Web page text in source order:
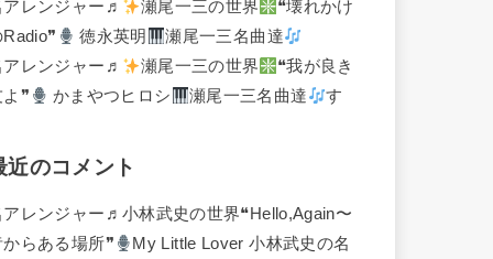
アレンジャー♬ 瀬尾一三の世界
❝壊れかけ
Radio❞
徳永英明
瀬尾一三名曲達
アレンジャー♬
瀬尾一三の世界
❝我が良き
よ❞
かまやつヒロシ 瀬尾一三名曲達 す
近のコメント
アレンジャー♬ 小林武史の世界❝Hello,Again〜
からある場所❞
My Little Lover 小林武史の名